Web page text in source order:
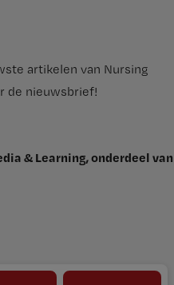
artikelen van Nursing
de nieuwsbrief!
& Learning, onderdeel van